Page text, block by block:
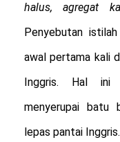
halus, agregat
Penyebutan
awal pertama kali
Inggris. Hal ini
menyerupai batu
lepas pantai Inggris.